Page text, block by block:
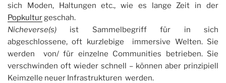
sich Moden, Haltungen etc., wie es lange Zeit in der
Popkultur geschah.
Nicheverse(s) ist Sammelbegriff für in sich
abgeschlossene, oft kurzlebige immersive Welten. Sie
werden von/ für einzelne Communities betrieben. Sie
verschwinden oft wieder schnell – können aber prinzipiell
Keimzelle neuer Infrastrukturen werden.